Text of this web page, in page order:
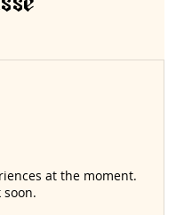
at the moment.
soon.